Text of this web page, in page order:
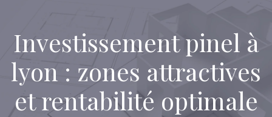
Investissement pinel à
lyon : zones attractives
et rentabilité optimale